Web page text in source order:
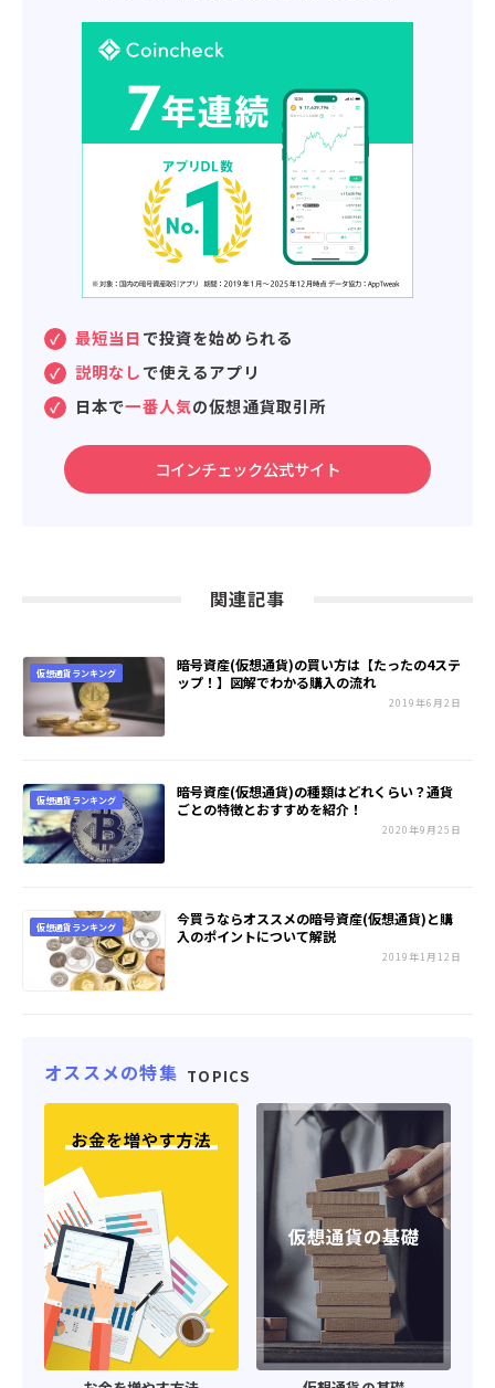
✓ 最短当日 で投資を始められる
✓ 説明なしで使えるアプリ
✓ 日本で一番人気の仮想通貨取引所
コインチェック公式サイト
関連記事
仮想通貨ランキング
暗号資産(仮想通貨)の買い方は【たったの4ステ
ップ！】図解でわかる購入の流れ
2019年6月2日
仮想通貨ランキング
暗号資産(仮想通貨)の種類はどれくらい？通貨
ごとの特徴とおすすめを紹介！
2020年9月25日
仮想通貨ランキング
今買うならオススメの暗号資産(仮想通貨)と購
入のポイントについて解説
2019年1月12日
オススメの特集 TOPICS